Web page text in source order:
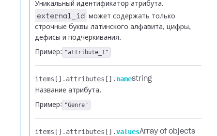
Уникальный идентификатор атрибута.
external_id может содержать только
строчные буквы латинского алфавита, цифры,
дефисы и подчеркивания.
Пример: "attribute_1"
items[].​ attributes[].​ namestring
Название атрибута.
Пример: "Genre"
items[].​ attributes[].​valuesArray of objects